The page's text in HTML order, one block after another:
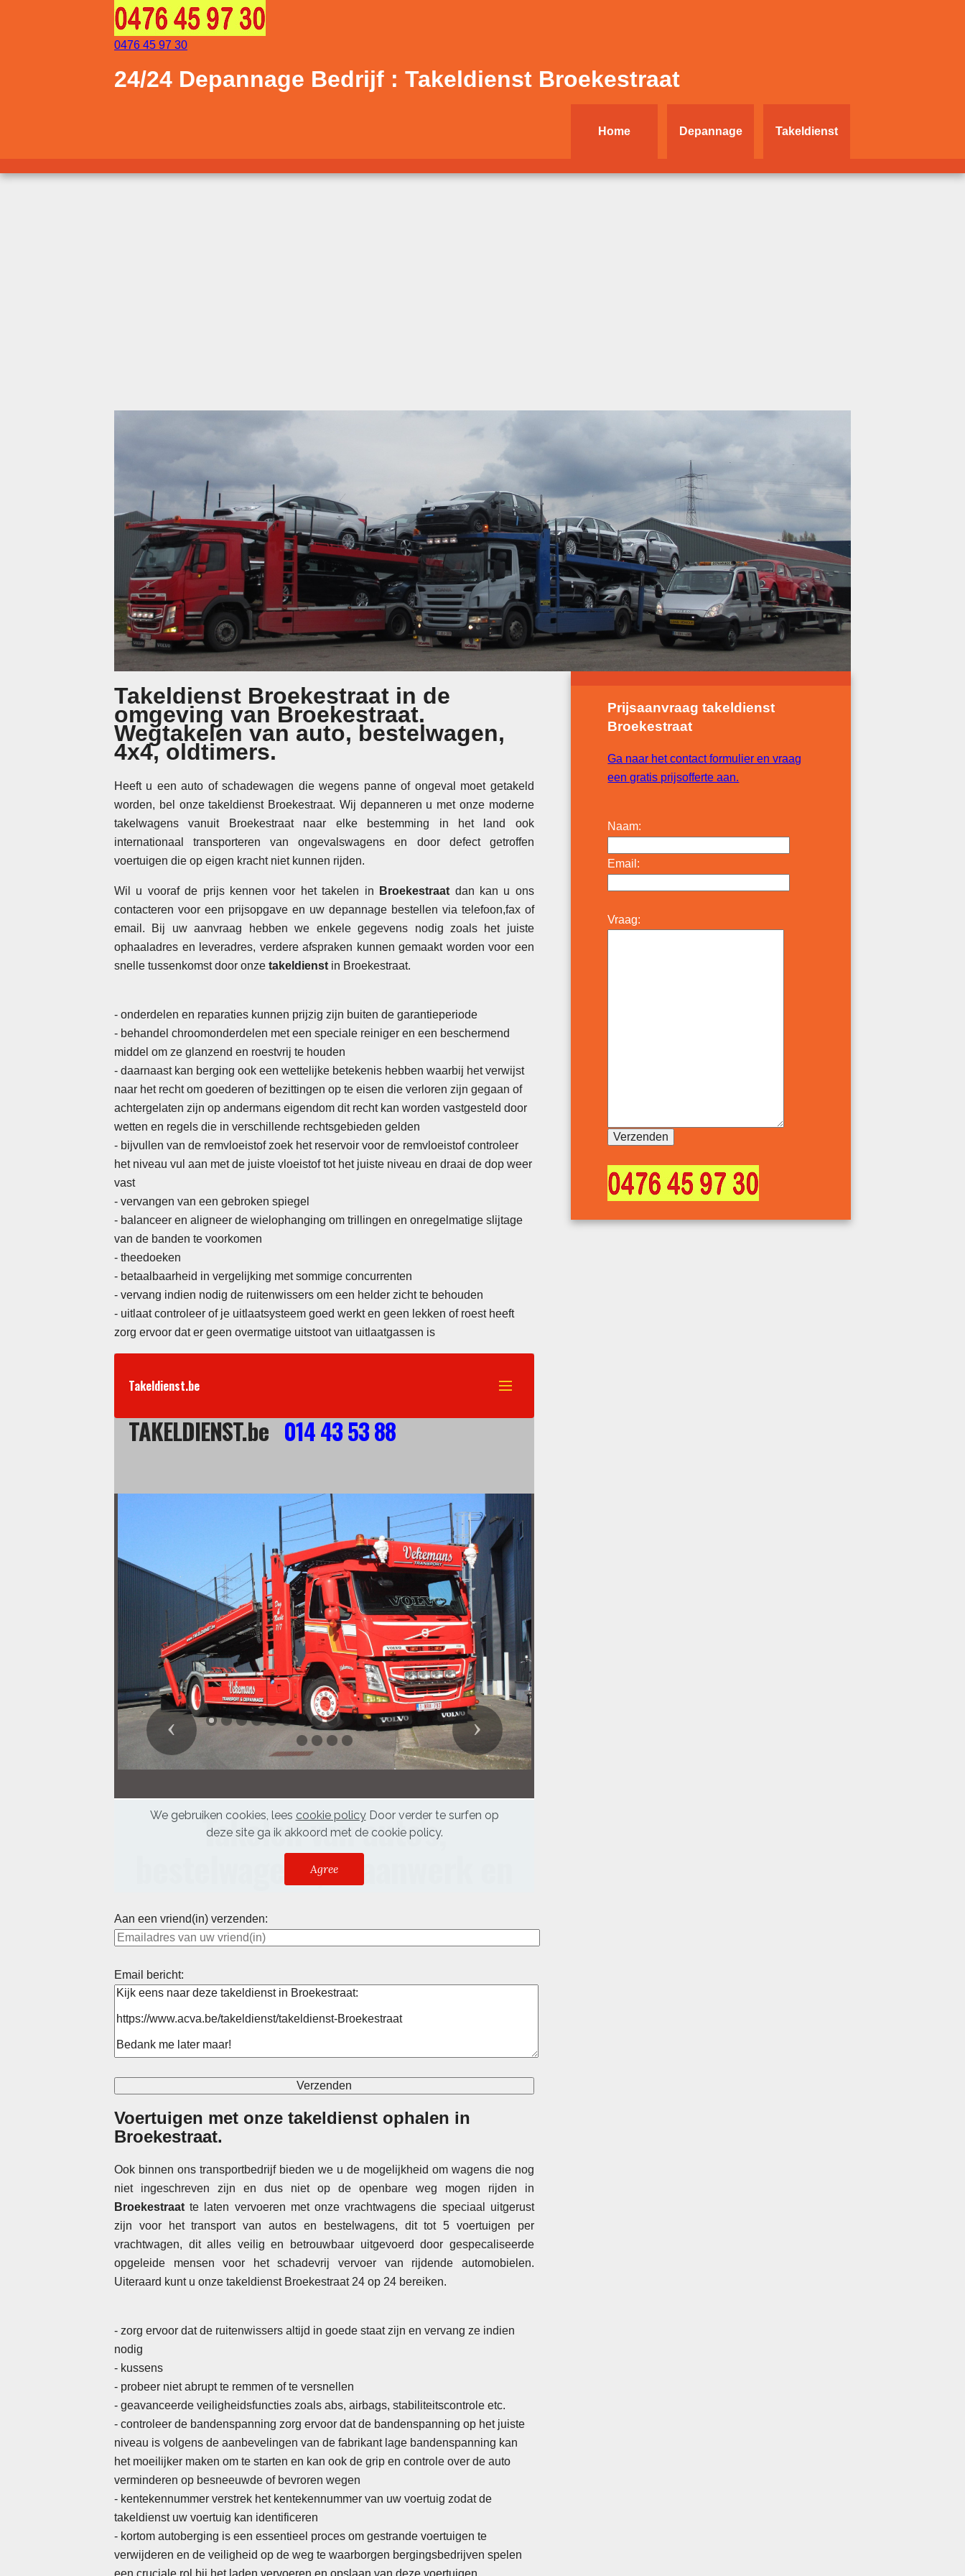
0476 45 97 30
24/24 Depannage Bedrijf : Takeldienst Broekestraat
Home Depannage Takeldienst
Takeldienst Broekestraat in de
omgeving van Broekestraat.
Wegtakelen van auto, bestelwagen,
4x4, oldtimers.
Heeft u een auto of schadewagen die wegens panne of ongeval moet getakeld
worden, bel onze takeldienst Broekestraat. Wij depanneren u met onze moderne
takelwagens vanuit Broekestraat naar elke bestemming in het land ook
internationaal transporteren van ongevalswagens en door defect getroffen
voertuigen die op eigen kracht niet kunnen rijden.
Wil u vooraf de prijs kennen voor het takelen in Broekestraat dan kan u ons
contacteren voor een prijsopgave en uw depannage bestellen via telefoon,fax of
email. Bij uw aanvraag hebben we enkele gegevens nodig zoals het juiste
ophaaladres en leveradres, verdere afspraken kunnen gemaakt worden voor een
snelle tussenkomst door onze takeldienst in Broekestraat.
- onderdelen en reparaties kunnen prijzig zijn buiten de garantieperiode
- behandel chroomonderdelen met een speciale reiniger en een beschermend
middel om ze glanzend en roestvrij te houden
- daarnaast kan berging ook een wettelijke betekenis hebben waarbij het verwijst
naar het recht om goederen of bezittingen op te eisen die verloren zijn gegaan of
achtergelaten zijn op andermans eigendom dit recht kan worden vastgesteld door
wetten en regels die in verschillende rechtsgebieden gelden
- bijvullen van de remvloeistof zoek het reservoir voor de remvloeistof controleer
het niveau vul aan met de juiste vloeistof tot het juiste niveau en draai de dop weer
vast
- vervangen van een gebroken spiegel
- balanceer en aligneer de wielophanging om trillingen en onregelmatige slijtage
van de banden te voorkomen
- theedoeken
- betaalbaarheid in vergelijking met sommige concurrenten
- vervang indien nodig de ruitenwissers om een helder zicht te behouden
- uitlaat controleer of je uitlaatsysteem goed werkt en geen lekken of roest heeft
zorg ervoor dat er geen overmatige uitstoot van uitlaatgassen is
Aan een vriend(in) verzenden:
Email bericht:
Voertuigen met onze takeldienst ophalen in
Broekestraat.
Ook binnen ons transportbedrijf bieden we u de mogelijkheid om wagens die nog
niet ingeschreven zijn en dus niet op de openbare weg mogen rijden in
Broekestraat te laten vervoeren met onze vrachtwagens die speciaal uitgerust
zijn voor het transport van autos en bestelwagens, dit tot 5 voertuigen per
vrachtwagen, dit alles veilig en betrouwbaar uitgevoerd door gespecaliseerde
opgeleide mensen voor het schadevrij vervoer van rijdende automobielen.
Uiteraard kunt u onze takeldienst Broekestraat 24 op 24 bereiken.
- zorg ervoor dat de ruitenwissers altijd in goede staat zijn en vervang ze indien
nodig
- kussens
- probeer niet abrupt te remmen of te versnellen
- geavanceerde veiligheidsfuncties zoals abs, airbags, stabiliteitscontrole etc.
- controleer de bandenspanning zorg ervoor dat de bandenspanning op het juiste
niveau is volgens de aanbevelingen van de fabrikant lage bandenspanning kan
het moeilijker maken om te starten en kan ook de grip en controle over de auto
verminderen op besneeuwde of bevroren wegen
- kentekennummer verstrek het kentekennummer van uw voertuig zodat de
takeldienst uw voertuig kan identificeren
- kortom autoberging is een essentieel proces om gestrande voertuigen te
verwijderen en de veiligheid op de weg te waarborgen bergingsbedrijven spelen
Prijsaanvraag takeldienst
Broekestraat
Ga naar het contact formulier en vraag
een gratis prijsofferte aan.
Naam:
Email:
Vraag: